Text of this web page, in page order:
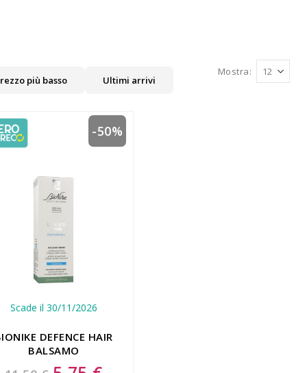
più basso Ultimi arrivi
Mostra
Scade il 30/11/2026
DEFENCE HAIR
BALSAMO
DERMOLENITIVO
-50%
Special